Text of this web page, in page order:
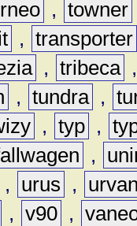
, towner
, transporter
, tribeca
, tundra ,
, typ ,
,
, urus ,
, v90 ,